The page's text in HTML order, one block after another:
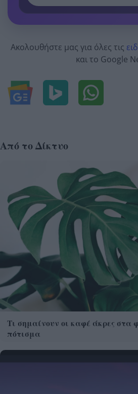
Ακολουθήστε μας για όλες τις
και το Google
Από το Δίκτυο
Τι σημαίνουν οι καφέ άκρες στα
πότισμα